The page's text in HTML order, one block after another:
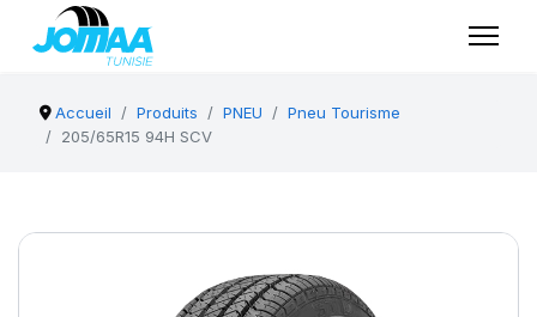
Accueil Produits PNEU
Pneu Tourisme
205/65R15 94H SCV